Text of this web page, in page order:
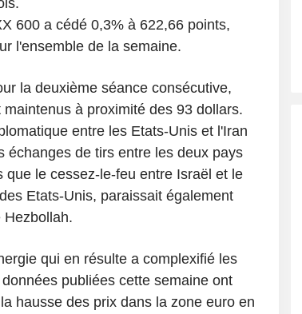
600 a cédé 0,3% à 622,66 points,
l'ensemble de la semaine.
la deuxième séance consécutive,
à proximité des 93 dollars.
entre les Etats-Unis et l'Iran
échanges de tirs entre les deux pays
que le cessez-le-feu entre Israël et le
Etats-Unis, paraissait également
Hezbollah.
qui en résulte a complexifié les
publiées cette semaine ont
hausse des prix dans la zone euro en